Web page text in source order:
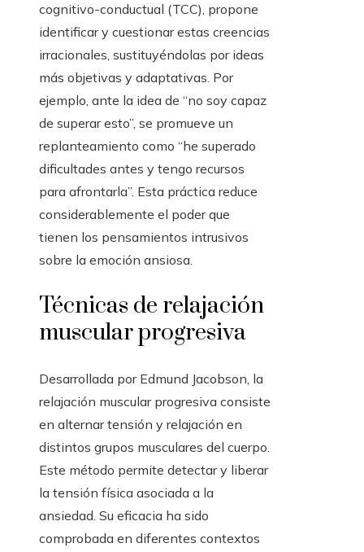
cognitivo-conductual (TCC), propone
identificar y cuestionar estas creencias
irracionales, sustituyéndolas por ideas
más objetivas y adaptativas. Por
ejemplo, ante la idea de “no soy capaz
de superar esto”, se promueve un
replanteamiento como “he superado
dificultades antes y tengo recursos
para afrontarla”. Esta práctica reduce
considerablemente el poder que
tienen los pensamientos intrusivos
sobre la emoción ansiosa.
Técnicas de relajación
muscular progresiva
Desarrollada por Edmund Jacobson, la
relajación muscular progresiva consiste
en alternar tensión y relajación en
distintos grupos musculares del cuerpo.
Este método permite detectar y liberar
la tensión física asociada a la
ansiedad. Su eficacia ha sido
comprobada en diferentes contextos